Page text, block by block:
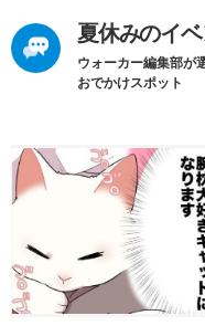
夏休みのイ
ウォーカー編集部が
おでかけスポット